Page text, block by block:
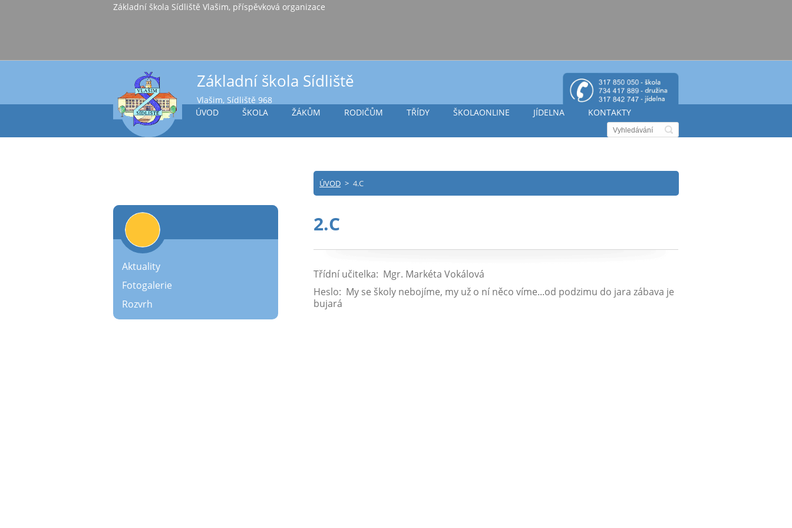
Základní škola Sídliště Vlašim, příspěvková organizace
Základní škola Sídliště
Vlašim, Sídliště 968
ÚVOD
ŠKOLA ŽÁKŮM RODIČŮM TŘÍDY ŠKOLAONLINE JÍDELNA KONTAKTY
ÚVOD >4.C
2.C
Třídní učitelka: Mgr. Markéta Vokálová
Heslo: My se školy nebojíme, my už o ní něco víme...od podzimu do jara zábava je
bujará
Aktuality
Fotogalerie
Rozvrh